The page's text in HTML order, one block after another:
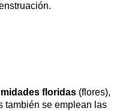
floridas (flores),
también se emplean las